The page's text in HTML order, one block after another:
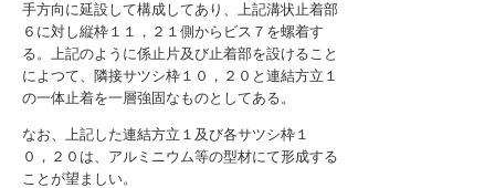
手方向に延設して構成してあり、上記溝状止着部
６に対し縦枠１１，２１側からビス７を螺着す
る。上記のように係止片及び止着部を設けること
によつて、隣接サツシ枠１０，２０と連結方立１
の一体止着を一層強固なものとしてある。
なお、上記した連結方立１及び各サツシ枠１
０，２０は、アルミニウム等の型材にて形成する
ことが望ましい。